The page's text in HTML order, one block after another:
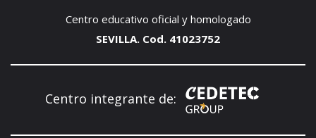
Centro educativo oficial y homologado
SEVILLA. Cod. 41023752
Centro integrante de: